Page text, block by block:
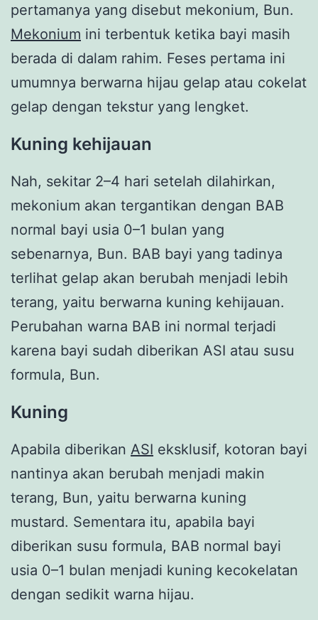
pertamanya yang disebut mekonium, Bun.
Mekonium ini terbentuk ketika bayi masih
berada di dalam rahim. Feses pertama ini
umumnya berwarna hijau gelap atau cokelat
gelap dengan tekstur yang lengket.
Kuning kehijauan
Nah, sekitar 2–4 hari setelah dilahirkan,
mekonium akan tergantikan dengan BAB
normal bayi usia 0–1 bulan yang
sebenarnya, Bun. BAB bayi yang tadinya
terlihat gelap akan berubah menjadi lebih
terang, yaitu berwarna kuning kehijauan.
Perubahan warna BAB ini normal terjadi
karena bayi sudah diberikan ASI atau susu
formula, Bun.
Kuning
Apabila diberikan ASI eksklusif, kotoran bayi
nantinya akan berubah menjadi makin
terang, Bun, yaitu berwarna kuning
mustard. Sementara itu, apabila bayi
diberikan susu formula, BAB normal bayi
usia 0–1 bulan menjadi kuning kecokelatan
dengan sedikit warna hijau.